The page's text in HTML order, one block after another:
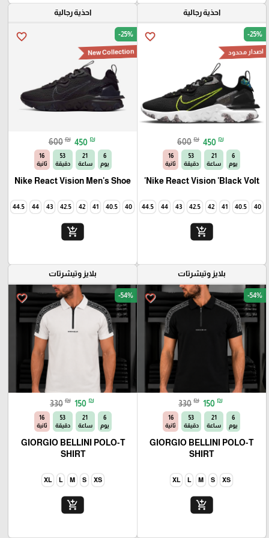
احذية رجالية
favorite_border -25%
اصدار محدود
600 ₪ 450 ₪
6
يوم
21
ساعة
53
دقيقة
14
ثانية
Nike React Vision 'Black Volt'
40
40.5
41
42
42.5
43
44
44.5
45
add_shopping_cart
احذية رجالية
favorite_border -25%
New Collection
600 ₪ 450 ₪
6
يوم
21
ساعة
53
دقيقة
14
ثانية
Nike React Vision Men's Shoe
40
40.5
41
42
42.5
43
44
44.5
add_shopping_cart
بلايز وتيشرتات
favorite_border -54%
330 ₪ 150 ₪
6
يوم
21
ساعة
53
دقيقة
14
ثانية
GIORGIO BELLINI POLO-T
SHIRT
XS
S
M
L
XL
add_shopping_cart
بلايز وتيشرتات
favorite_border -54%
330 ₪ 150 ₪
6
يوم
21
ساعة
53
دقيقة
14
ثانية
GIORGIO BELLINI POLO-T
SHIRT
XS
S
M
L
XL
add_shopping_cart